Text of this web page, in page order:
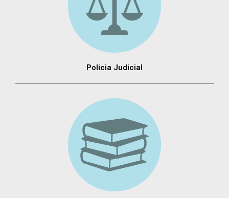
Policia Judicial